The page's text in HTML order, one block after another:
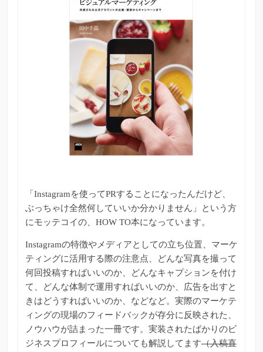
「Instagramを使ってPRすることになったんだけど、
ぶっちゃけ全然何していいか分かりません」という方
にモッテコイの、HOW TO本になっています。
Instagramの特徴やメディアとしての立ち位置、マーケ
ティングに活用する際の注意点、どんな写真を撮って
何回投稿すればいいのか、どんなキャプションを付け
て、どんな体制で運用すればいいのか、広告を出すと
きはどうすればいいのか、などなど。実際のマーケテ
ィングの現場のフィードバックが存分に反映された、
ノウハウが詰まった一冊です。実装されたばかりのビ
ジネスプロフィールについても解説してます（入稿直